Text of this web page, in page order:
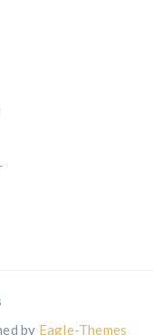
by Eagle-Themes